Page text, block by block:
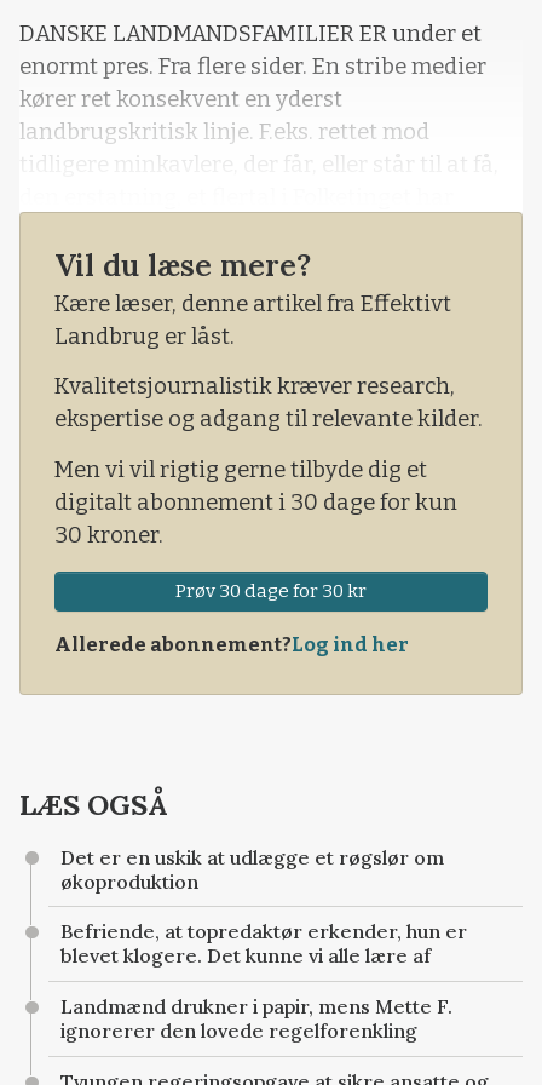
DANSKE LANDMANDSFAMILIER ER under et
enormt pres. Fra flere sider. En stribe medier
kører ret konsekvent en yderst
landbrugskritisk linje. F.eks. rettet mod
tidligere minkavlere, der får, eller står til at få,
åbenbart for galt for nogen. Og at tidligere
minkfolk bruger deres erstatning til af skifte
bolig eller branche, de er tvunget til at forlade,
Vil du læse mere?
Kære læser, denne artikel fra Effektivt
Landbrug er låst.
Kvalitetsjournalistik kræver research,
ekspertise og adgang til relevante kilder.
Men vi vil rigtig gerne tilbyde dig et
digitalt abonnement i 30 dage for kun
30 kroner.
Prøv 30 dage for 30 kr
Allerede abonnement?Log ind her
LÆS OGSÅ
Det er en uskik at udlægge et røgslør om
økoproduktion
Befriende, at topredaktør erkender, hun er
blevet klogere. Det kunne vi alle lære af
Landmænd drukner i papir, mens Mette F.
ignorerer den lovede regelforenkling